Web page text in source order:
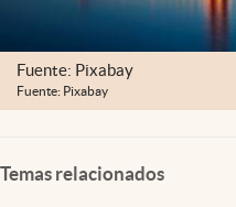
Fuente: Pixabay
Fuente: Pixabay
Temas relacionados